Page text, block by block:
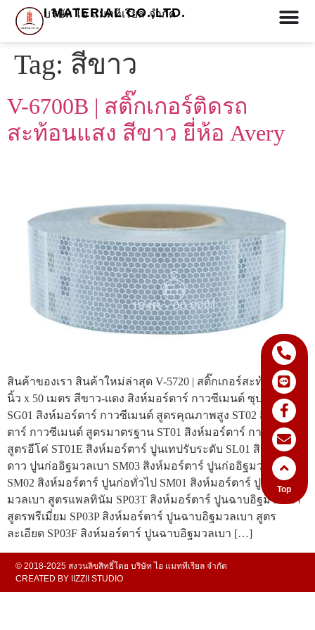
I MATERIAL CO.,LTD.
บริษัท ไอ แมททีเรียล จำกัด
Tag: สีขาว
V-6700B | สติ๊กเกอร์ติดรถ
สะท้อนแสง สีขาว ยี่ห้อ Avery
สินค้าของเรา สินค้าใหม่ล่าสุด V-5720 | สติ๊กเกอร์สะท้อนแสง 2
นิ้ว x 50 เมตร สีขาว-เเดง สิงห์มอร์ตาร์ กาวซีเมนต์ ซุปเปอร์กลู
SG01 สิงห์มอร์ตาร์ กาวซีเมนต์ สูตรคุณภาพสูง ST02 สิงห์มอร์
ตาร์ กาวซีเมนต์ สูตรมาตรฐาน ST01 สิงห์มอร์ตาร์ กาวซีเมนต์
สูตรอีโค่ ST01E สิงห์มอร์ตาร์ ปูนเทปรับระดับ SL01 สิงห์ม่วง 5
ดาว ปูนก่ออิฐมวลเบา SM03 สิงห์มอร์ตาร์ ปูนก่ออิฐมวลเบา
SM02 สิงห์มอร์ตาร์ ปูนก่อทั่วไป SM01 สิงห์มอร์ตาร์ ปูนฉาบอิฐ
มวลเบา สูตรแพลทินัม SP03T สิงห์มอร์ตาร์ ปูนฉาบอิฐมวลเบา
สูตรพรีเมี่ยม SP03P สิงห์มอร์ตาร์ ปูนฉาบอิฐมวลเบา สูตร
ละเอียด SP03F สิงห์มอร์ตาร์ ปูนฉาบอิฐมวลเบา […]
© 2018-2025 สงวนลิขสิทธิ์โดย บริษัท ไอ แมททีเรียล จำกัด
CREATED BY IIZZII STUDIO
Top